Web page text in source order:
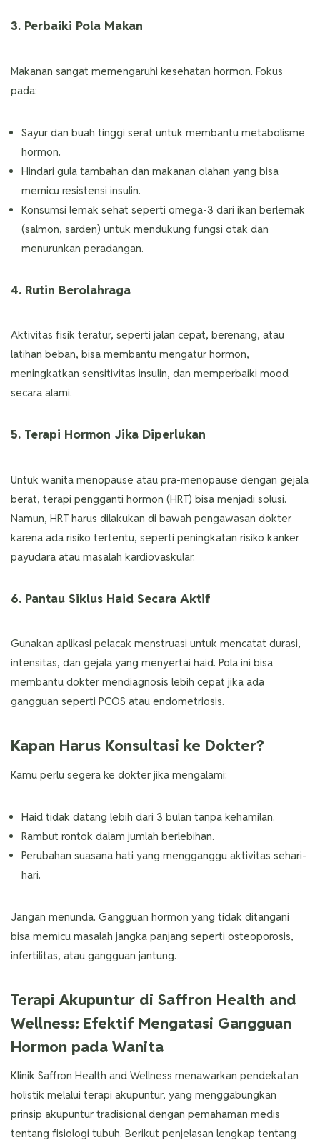
3. Perbaiki Pola Makan
Makanan sangat memengaruhi kesehatan hormon. Fokus
pada:
Sayur dan buah tinggi serat untuk membantu metabolisme
hormon.
Hindari gula tambahan dan makanan olahan yang bisa
memicu resistensi insulin.
Konsumsi lemak sehat seperti omega-3 dari ikan berlemak
(salmon, sarden) untuk mendukung fungsi otak dan
menurunkan peradangan.
4. Rutin Berolahraga
Aktivitas fisik teratur, seperti jalan cepat, berenang, atau
latihan beban, bisa membantu mengatur hormon,
meningkatkan sensitivitas insulin, dan memperbaiki mood
secara alami.
5. Terapi Hormon Jika Diperlukan
Untuk wanita menopause atau pra-menopause dengan gejala
berat, terapi pengganti hormon (HRT) bisa menjadi solusi.
Namun, HRT harus dilakukan di bawah pengawasan dokter
karena ada risiko tertentu, seperti peningkatan risiko kanker
payudara atau masalah kardiovaskular.
6. Pantau Siklus Haid Secara Aktif
Gunakan aplikasi pelacak menstruasi untuk mencatat durasi,
intensitas, dan gejala yang menyertai haid. Pola ini bisa
membantu dokter mendiagnosis lebih cepat jika ada
gangguan seperti PCOS atau endometriosis.
Kapan Harus Konsultasi ke Dokter?
Kamu perlu segera ke dokter jika mengalami:
Haid tidak datang lebih dari 3 bulan tanpa kehamilan.
Rambut rontok dalam jumlah berlebihan.
Perubahan suasana hati yang mengganggu aktivitas sehari-
hari.
Jangan menunda. Gangguan hormon yang tidak ditangani
bisa memicu masalah jangka panjang seperti osteoporosis,
infertilitas, atau gangguan jantung.
Terapi Akupuntur di Saffron Health and
Wellness: Efektif Mengatasi Gangguan
Hormon pada Wanita
Klinik Saffron Health and Wellness menawarkan pendekatan
holistik melalui terapi akupuntur, yang menggabungkan
prinsip akupuntur tradisional dengan pemahaman medis
tentang fisiologi tubuh. Berikut penjelasan lengkap tentang